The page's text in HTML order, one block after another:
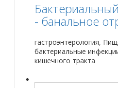
- банальное
гастроэнтерология,
бактериальные
кишечного тракта